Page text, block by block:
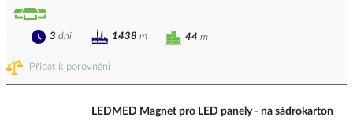
Přidat k porovnání
44 m
3 dní 1438 m
LEDMED Magnet pro LED panely - na sádrokarton